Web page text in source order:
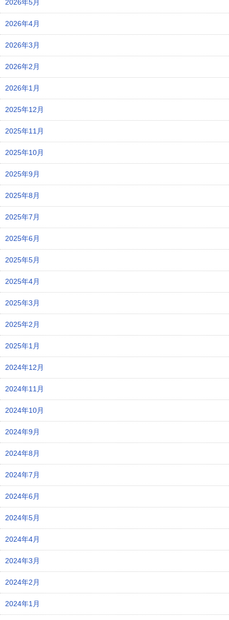
2026年5月
2026年4月
2026年3月
2026年2月
2026年1月
2025年12月
2025年11月
2025年10月
2025年9月
2025年8月
2025年7月
2025年6月
2025年5月
2025年4月
2025年3月
2025年2月
2025年1月
2024年12月
2024年11月
2024年10月
2024年9月
2024年8月
2024年7月
2024年6月
2024年5月
2024年4月
2024年3月
2024年2月
2024年1月